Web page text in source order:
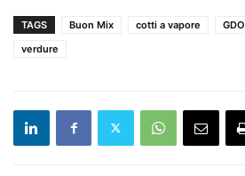
TAGS Buon Mix cotti a vapore GDO
verdure